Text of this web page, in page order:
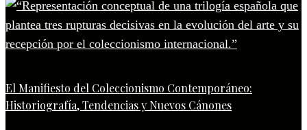
El Manifiesto del Coleccionismo Contemporáneo:
Historiografía, Tendencias y Nuevos Cánones